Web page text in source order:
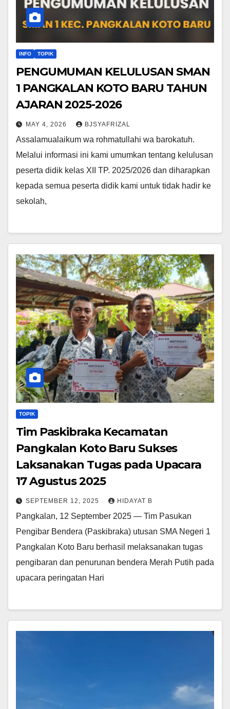
INFO TOPIK
PENGUMUMAN KELULUSAN SMAN
1 PANGKALAN KOTO BARU TAHUN
AJARAN 2025-2026
MAY 4, 2026 BJSYAFRIZAL
Assalamualaikum wa rohmatullahi wa barokatuh.
Melalui informasi ini kami umumkan tentang kelulusan
peserta didik kelas XII TP. 2025/2026 dan diharapkan
kepada semua peserta didik kami untuk tidak hadir ke
sekolah,
TOPIK
Tim Paskibraka Kecamatan
Pangkalan Koto Baru Sukses
Laksanakan Tugas pada Upacara
17 Agustus 2025
SEPTEMBER 12, 2025 HIDAYAT B
Pangkalan, 12 September 2025 — Tim Pasukan
Pengibar Bendera (Paskibraka) utusan SMA Negeri 1
Pangkalan Koto Baru berhasil melaksanakan tugas
pengibaran dan penurunan bendera Merah Putih pada
upacara peringatan Hari